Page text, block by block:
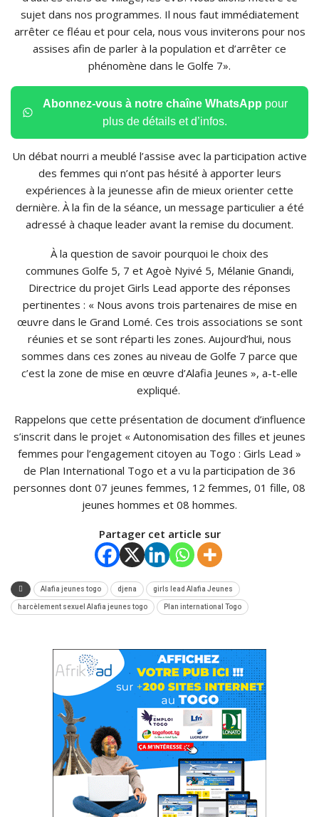
sujet dans nos programmes. Il nous faut immédiatement
arrêter ce fléau et pour cela, nous vous inviterons pour nos
assises afin de parler à la population et d’arrêter ce
phénomène dans le Golfe 7».
Abonnez-vous à notre chaîne WhatsApp pour
plus de détails et d’infos.
Un débat nourri a meublé l’assise avec la participation active
des femmes qui n’ont pas hésité à apporter leurs
expériences à la jeunesse afin de mieux orienter cette
dernière. À la fin de la séance, un message particulier a été
adressé à chaque leader avant la remise du document.
À la question de savoir pourquoi le choix des
communes Golfe 5, 7 et Agoè Nyivé 5, Mélanie Gnandi,
Directrice du projet Girls Lead apporte des réponses
pertinentes : « Nous avons trois partenaires de mise en
œuvre dans le Grand Lomé. Ces trois associations se sont
réunies et se sont réparti les zones. Aujourd’hui, nous
sommes dans ces zones au niveau de Golfe 7 parce que
c’est la zone de mise en œuvre d’Alafia Jeunes », a-t-elle
expliqué.
Rappelons que cette présentation de document d’influence
s’inscrit dans le projet « Autonomisation des filles et jeunes
femmes pour l’engagement citoyen au Togo : Girls Lead »
de Plan International Togo et a vu la participation de 36
personnes dont 07 jeunes femmes, 12 femmes, 01 fille, 08
jeunes hommes et 08 hommes.
Partager cet article sur
Alafia jeunes togo djena girls lead Alafia Jeunes
harcèlement sexuel Alafia jeunes togo Plan international Togo